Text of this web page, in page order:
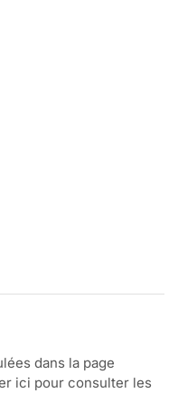
dans la page
ici pour consulter les